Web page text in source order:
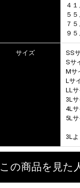
４
５
７
９
サイズ
SS
Sサ
M
Lサ
LL
3L
4L
5L
3L
この商品を見た